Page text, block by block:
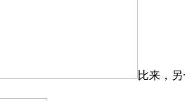
比来，